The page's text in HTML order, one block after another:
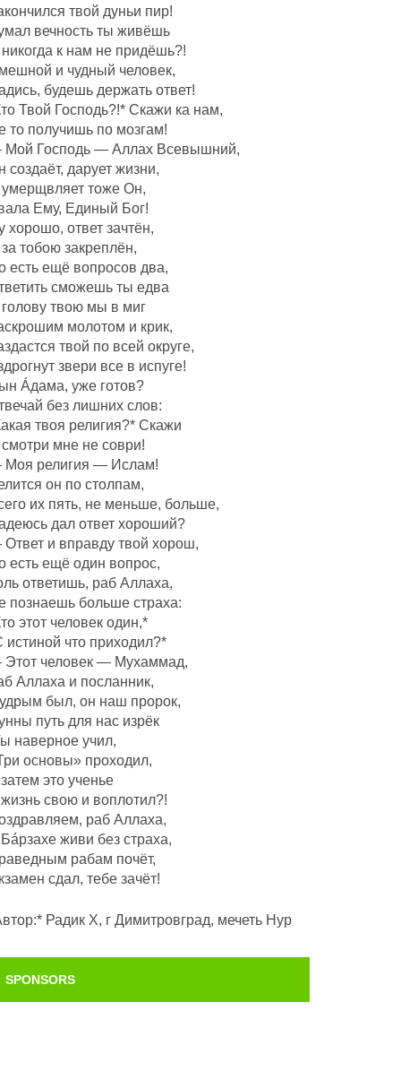
твой дуньи пир!
вечность ты живёшь
к нам не придёшь?!
и чудный человек,
будешь держать ответ!
Твой Господь?!* Скажи ка нам,
то получишь по мозгам!
Господь — Аллах Всевышний,
создаëт, дарует жизни,
тоже Он,
Ему, Единый Бог!
хорошо, ответ зачтëн,
тобою закреплëн,
есть ещё вопросов два,
сможешь ты едва
твою мы в миг
молотом и крик,
твой по всей округе,
звери все в испуге!
Áдама, уже готов?
без лишних слов:
твоя религия?* Скажи
мне не соври!
религия — Ислам!
он по столпам,
их пять, не меньше, больше,
дал ответ хороший?
и вправду твой хорош,
есть ещё один вопрос,
ответишь, раб Аллаха,
познаешь больше страха:
этот человек один,*
истиной что приходил?*
человек — Мухаммад,
Аллаха и посланник,
был, он наш пророк,
путь для нас изрёк
наверное учил,
основы» проходил,
это ученье
свою и воплотил?!
раб Аллаха,
живи без страха,
рабам почëт,
сдал, тебе зачёт!
Радик Х, г Димитровград, мечеть Нур
SPONSORS